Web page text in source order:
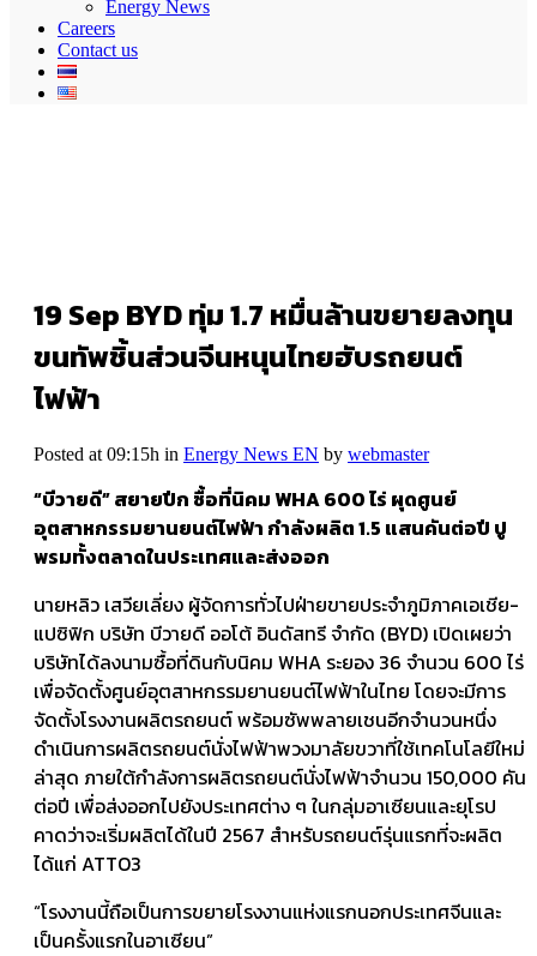
Energy News
Careers
Contact us
19 Sep BYD ทุ่ม 1.7 หมื่นล้านขยายลงทุน
ขนทัพชิ้นส่วนจีนหนุนไทยฮับรถยนต์
ไฟฟ้า
Posted at 09:15h in Energy News EN by webmaster
“บีวายดี” สยายปีก ซื้อที่นิคม WHA 600 ไร่ ผุดศูนย์
อุตสาหกรรมยานยนต์ไฟฟ้า กำลังผลิต 1.5 แสนคันต่อปี ปู
พรมทั้งตลาดในประเทศและส่งออก
นายหลิว เสวียเลี่ยง ผู้จัดการทั่วไปฝ่ายขายประจำภูมิภาคเอเชีย-
แปซิฟิก บริษัท บีวายดี ออโต้ อินดัสทรี จำกัด (BYD) เปิดเผยว่า
บริษัทได้ลงนามซื้อที่ดินกับนิคม WHA ระยอง 36 จำนวน 600 ไร่
เพื่อจัดตั้งศูนย์อุตสาหกรรมยานยนต์ไฟฟ้าในไทย โดยจะมีการ
จัดตั้งโรงงานผลิตรถยนต์ พร้อมซัพพลายเชนอีกจำนวนหนึ่ง
ดำเนินการผลิตรถยนต์นั่งไฟฟ้าพวงมาลัยขวาที่ใช้เทคโนโลยีใหม่
ล่าสุด ภายใต้กำลังการผลิตรถยนต์นั่งไฟฟ้าจำนวน 150,000 คัน
ต่อปี เพื่อส่งออกไปยังประเทศต่าง ๆ ในกลุ่มอาเซียนและยุโรป
คาดว่าจะเริ่มผลิตได้ในปี 2567 สำหรับรถยนต์รุ่นแรกที่จะผลิต
ได้แก่ ATTO3
“โรงงานนี้ถือเป็นการขยายโรงงานแห่งแรกนอกประเทศจีนและ
เป็นครั้งแรกในอาเซียน”